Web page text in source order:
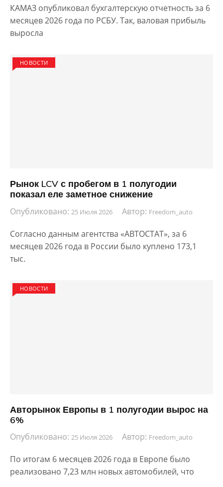
КАМАЗ опубликовал бухгалтерскую отчетность за 6
месяцев 2026 года по РСБУ. Так, валовая прибыль
выросла
НОВОСТИ
Рынок LCV с пробегом в 1 полугодии
показал еле заметное снижение
Опубликовано: 25 Июля 2026 Автор: Freedom_auto
Согласно данным агентства «АВТОСТАТ», за 6
месяцев 2026 года в России было куплено 173,1
тыс.
НОВОСТИ
Авторынок Европы в 1 полугодии вырос на
6%
Опубликовано: 25 Июля 2026 Автор: Freedom_auto
По итогам 6 месяцев 2026 года в Европе было
реализовано 7,23 млн новых автомобилей, что